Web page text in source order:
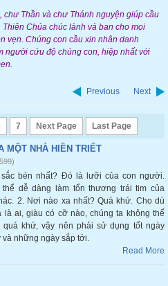
Thần và chư Thánh nguyện giúp cầu
Chúa chúc lành và ban cho mọi
vẹn. Chúng con cầu xin nhân danh
người cứu độ chúng con, hiệp nhất với
Previous Next
7 Next Page Last Page
MỘT NHÀ HIỀN TRIẾT
sắc bén nhất? Đó là lưỡi của con người.
thể dễ dàng làm tổn thương trái tim của
2. Nơi nào xa nhất? Quá khứ. Cho dù
là ai, giàu có cỡ nào, chúng ta không thể
quá khứ, vậy nên phải sử dụng tốt ngày
và những ngày sắp tới.
Read More